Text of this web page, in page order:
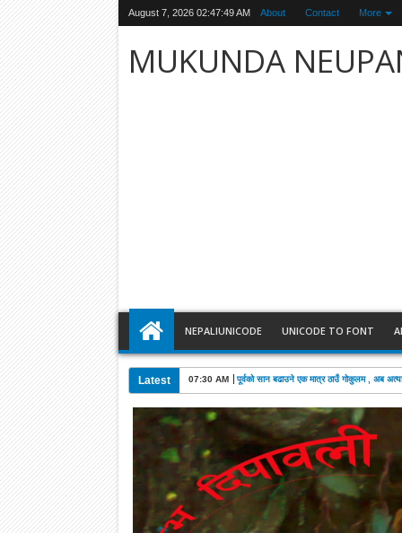
August 7, 2026 02:47:50 AM About Contact More
MUKUNDA
NEPALIUNICODE UNICODE TO FONT
Latest 03:28 AM खड्काको निधनमा कांग्रेसले पाँच दिन शोक मनाउने: